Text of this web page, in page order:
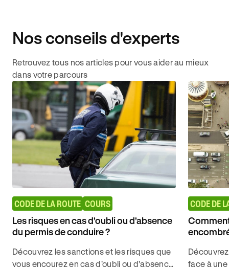
Nos conseils d'experts
Retrouvez tous nos articles pour vous aider au mieux
dans votre parcours
CODE DE LA ROUTE COURS
Les risques en cas d'oubli ou d'absence
du permis de conduire ?
Découvrez les sanctions et les risques que
vous encourez en cas d'oubli ou d'absence
CODE DE
face à